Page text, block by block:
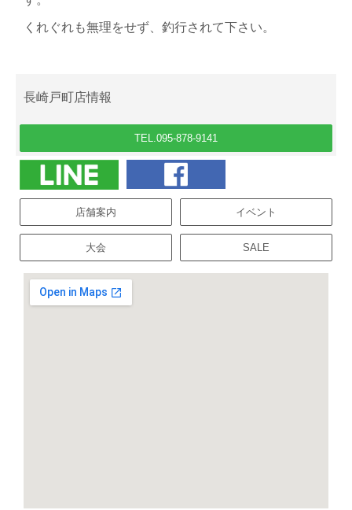
くれぐれも無理をせず、釣行されて下さい。
長崎戸町店情報
TEL.095-878-9141
店舗案内 イベント
大会 SALE